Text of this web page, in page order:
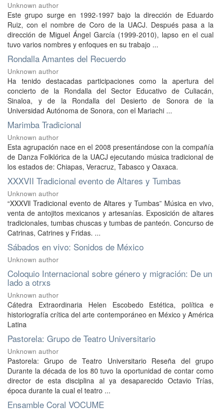
Unknown author
Este grupo surge en 1992-1997 bajo la dirección de Eduardo
Ruiz, con el nombre de Coro de la UACJ. Después pasa a la
dirección de Miguel Ángel García (1999-2010), lapso en el cual
tuvo varios nombres y enfoques en su trabajo ...
Rondalla Amantes del Recuerdo
Unknown author
Ha tenido destacadas participaciones como la apertura del
concierto de la Rondalla del Sector Educativo de Culiacán,
Sinaloa, y de la Rondalla del Desierto de Sonora de la
Universidad Autónoma de Sonora, con el Mariachi ...
Marimba Tradicional
Unknown author
Esta agrupación nace en el 2008 presentándose con la compañía
de Danza Folklórica de la UACJ ejecutando música tradicional de
los estados de: Chiapas, Veracruz, Tabasco y Oaxaca.
XXXVII Tradicional evento de Altares y Tumbas
Unknown author
“XXXVll Tradicional evento de Altares y Tumbas” Música en vivo,
venta de antojitos mexicanos y artesanías. Exposición de altares
tradicionales, tumbas chuscas y tumbas de panteón. Concurso de
Catrinas, Catrines y Fridas. ...
Sábados en vivo: Sonidos de México
Unknown author
Coloquio Internacional sobre género y migración: De un
lado a otrxs
Unknown author
Cátedra Extraordinaria Helen Escobedo Estética, política e
historiografía crítica del arte contemporáneo en México y América
Latina
Pastorela: Grupo de Teatro Universitario
Unknown author
Pastorela: Grupo de Teatro Universitario Reseña del grupo
Durante la década de los 80 tuvo la oportunidad de contar como
director de esta disciplina al ya desaparecido Octavio Trías,
época durante la cual el teatro ...
Ensamble Coral VOCUME